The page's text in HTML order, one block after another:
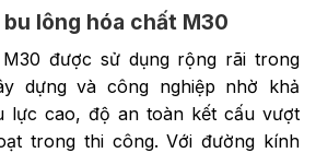
lông hóa chất M30
được sử dụng rộng rãi trong
dựng và công nghiệp nhờ khả
lực cao, độ an toàn kết cấu vượt
trong thi công. Với đường kính